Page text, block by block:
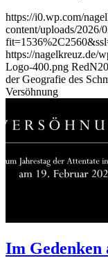
https://i0.wp.com/
content/uploads/2026/
https://nagelkreuz.de/
Logo-400.png RedN
der Geografie des
Versöhnung
Im Gedenken